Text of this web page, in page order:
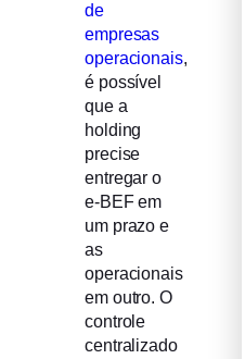
de
empresas
operacionais,
é possível
que a
holding
precise
entregar o
e-BEF em
um prazo e
as
operacionais
em outro. O
controle
centralizado